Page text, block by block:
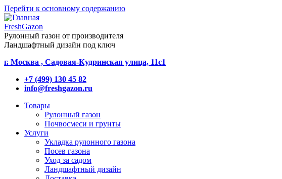
Перейти к основному содержанию
FreshGazon
Рулонный газон от производителя
Ландшафтный дизайн под ключ
г. Москва , Садовая-Кудринская улица, 11с1
+7 (499) 130 45 82
info@freshgazon.ru
Товары
Рулонный газон
Почвосмеси и грунты
Услуги
Укладка рулонного газона
Посев газона
Уход за садом
Ландшафтный дизайн